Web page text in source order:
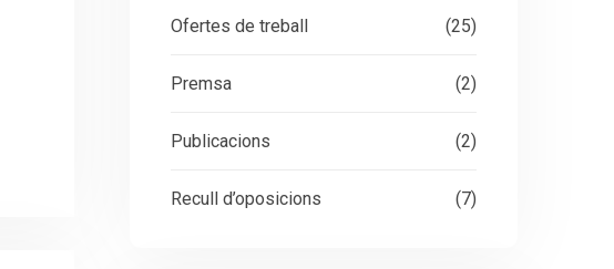
Ofertes de treball (25)
Premsa (2)
Publicacions (2)
Recull d’oposicions (7)